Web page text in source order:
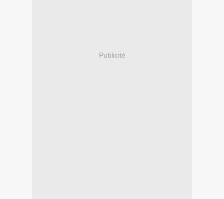
Publicité